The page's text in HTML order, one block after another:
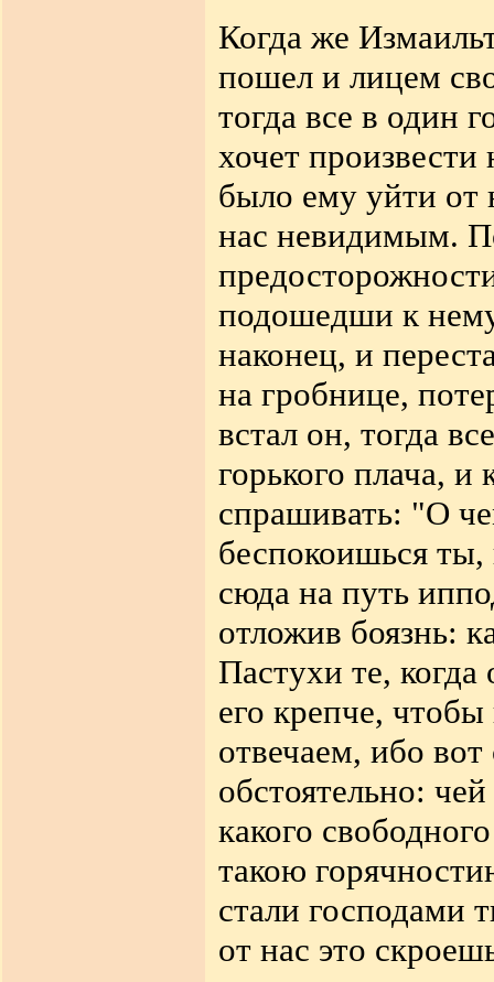
Когда же
пошел и лицем
тогда все в один
хочет
было ему уйти от
нас невидимым.
подошедши к
наконец, и
на гробнице,
встал он, тогда
горького плача,
спрашивать: "О
беспокоишься
сюда на путь
отложив боязнь:
Пастухи те,
его крепче,
отвечаем, ибо
обстоятельно:
какого
такою
стали господами
от нас это